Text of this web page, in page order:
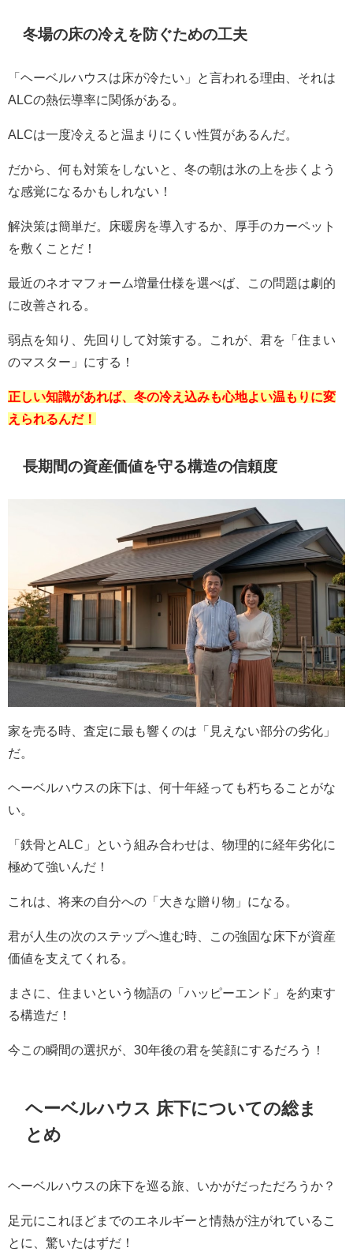
冬場の床の冷えを防ぐための工夫
「ヘーベルハウスは床が冷たい」と言われる理由、それは
ALCの熱伝導率に関係がある。
ALCは一度冷えると温まりにくい性質があるんだ。
だから、何も対策をしないと、冬の朝は氷の上を歩くよう
な感覚になるかもしれない！
解決策は簡単だ。床暖房を導入するか、厚手のカーペット
を敷くことだ！
最近のネオマフォーム増量仕様を選べば、この問題は劇的
に改善される。
弱点を知り、先回りして対策する。これが、君を「住まい
のマスター」にする！
正しい知識があれば、冬の冷え込みも心地よい温もりに変
えられるんだ！
長期間の資産価値を守る構造の信頼度
家を売る時、査定に最も響くのは「見えない部分の劣化」
だ。
ヘーベルハウスの床下は、何十年経っても朽ちることがな
い。
「鉄骨とALC」という組み合わせは、物理的に経年劣化に
極めて強いんだ！
これは、将来の自分への「大きな贈り物」になる。
君が人生の次のステップへ進む時、この強固な床下が資産
価値を支えてくれる。
まさに、住まいという物語の「ハッピーエンド」を約束す
る構造だ！
今この瞬間の選択が、30年後の君を笑顔にするだろう！
ヘーベルハウス 床下についての総ま
とめ
ヘーベルハウスの床下を巡る旅、いかがだっただろうか？
足元にこれほどまでのエネルギーと情熱が注がれているこ
とに、驚いたはずだ！